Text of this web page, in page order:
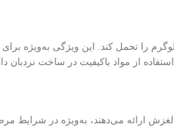
است تا وزن تا 110 کیلوگرم را تحمل کند. این
از مواد باکیفیت در ساخت نردبان
لغزش ارائه می‌دهند، به‌ویژه در